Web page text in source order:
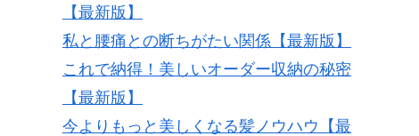
【最新版】
私と腰痛との断ちがたい関係【最新版】
これで納得！美しいオーダー収納の秘密
【最新版】
今よりもっと美しくなる髪ノウハウ【最